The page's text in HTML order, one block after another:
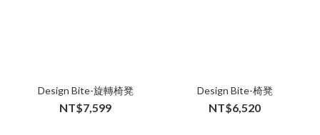
Design Bite-旋轉椅凳
NT$7,599
Design Bite-椅凳
NT$6,520